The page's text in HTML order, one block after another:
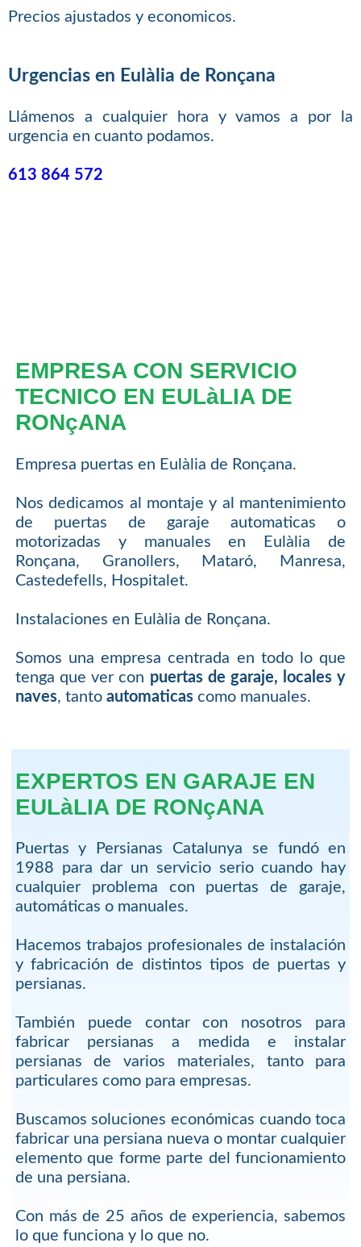
Precios ajustados y economicos.
Urgencias en Eulàlia de Ronçana
Llámenos a cualquier hora y vamos a por la
urgencia en cuanto podamos.
613 864 572
EMPRESA CON SERVICIO
TECNICO EN EULàLIA DE
RONçANA
Empresa puertas en Eulàlia de Ronçana.
Nos dedicamos al montaje y al mantenimiento
de puertas de garaje automaticas o
motorizadas y manuales en Eulàlia de
Ronçana, Granollers, Mataró, Manresa,
Castedefells, Hospitalet.
Instalaciones en Eulàlia de Ronçana.
Somos una empresa centrada en todo lo que
tenga que ver con puertas de garaje, locales y
naves, tanto automaticascomo manuales.
EXPERTOS EN GARAJE EN
EULàLIA DE RONçANA
Puertas y Persianas Catalunya se fundó en
1988 para dar un servicio serio cuando hay
cualquier problema con puertas de garaje,
automáticas o manuales.
Hacemos trabajos profesionales de instalación
y fabricación de distintos tipos de puertas y
persianas.
También puede contar con nosotros para
fabricar persianas a medida e instalar
persianas de varios materiales, tanto para
particulares como para empresas.
Buscamos soluciones económicas cuando toca
fabricar una persiana nueva o montar cualquier
elemento que forme parte del funcionamiento
de una persiana.
Con más de 25 años de experiencia, sabemos
lo que funciona y lo que no.